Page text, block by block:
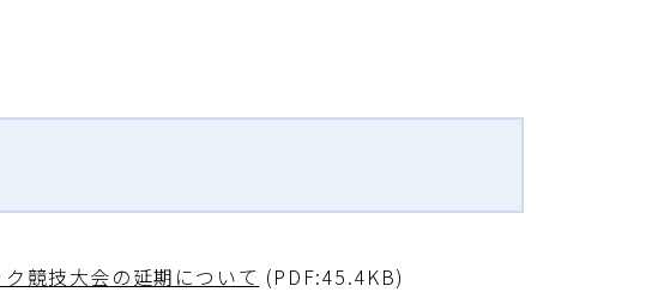
競技大会の延期について (PDF:45.4KB)